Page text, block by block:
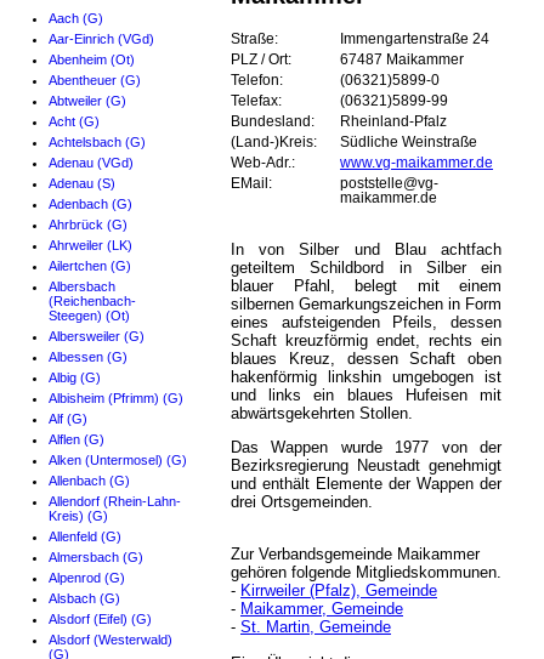
Aach (G)
Aar-Einrich (VGd)
Abenheim (Ot)
Abentheuer (G)
Abtweiler (G)
Acht (G)
Achtelsbach (G)
Adenau (VGd)
Adenau (S)
Adenbach (G)
Ahrbrück (G)
Ahrweiler (LK)
Ailertchen (G)
Albersbach
(Reichenbach-
Steegen) (Ot)
Albersweiler (G)
Albessen (G)
Albig (G)
Albisheim (Pfrimm) (G)
Alf (G)
Alflen (G)
Alken (Untermosel) (G)
Allenbach (G)
Allendorf (Rhein-Lahn-
Kreis) (G)
Allenfeld (G)
Almersbach (G)
Alpenrod (G)
Alsbach (G)
Alsdorf (Eifel) (G)
Alsdorf (Westerwald)
(G)
Straße:
Immengartenstraße 24
PLZ / Ort:
67487 Maikammer
Telefon:
(06321)5899-0
Telefax:
(06321)5899-99
Bundesland:
Rheinland-Pfalz
(Land-)Kreis:
Südliche Weinstraße
Web-Adr.:
www.vg-maikammer.de
EMail:
poststelle@vg-
maikammer.de
In von Silber und Blau achtfach
geteiltem Schildbord in Silber ein
blauer Pfahl, belegt mit einem
silbernen Gemarkungszeichen in Form
eines aufsteigenden Pfeils, dessen
Schaft kreuzförmig endet, rechts ein
blaues Kreuz, dessen Schaft oben
hakenförmig linkshin umgebogen ist
und links ein blaues Hufeisen mit
abwärtsgekehrten Stollen.
Das Wappen wurde 1977 von der
Bezirksregierung Neustadt genehmigt
und enthält Elemente der Wappen der
drei Ortsgemeinden.
Zur Verbandsgemeinde Maikammer
gehören folgende Mitgliedskommunen.
- Kirrweiler (Pfalz), Gemeinde
- Maikammer, Gemeinde
- St. Martin, Gemeinde